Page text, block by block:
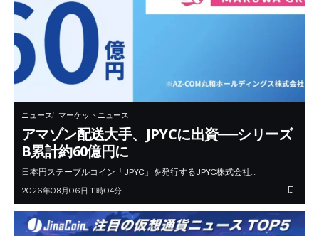
ニュース マーケットニュース
アマゾン配送大手、JPYCに出資──シリーズ
B累計約60億円に
日本円ステーブルコイン「JPYC」を発行するJPYC株式会社…
2026年08月06日 11時04分